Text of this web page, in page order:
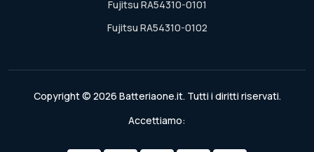
Fujitsu RA54310-0101
Fujitsu RA54310-0102
Copyright © 2026 Batteriaone.it. Tutti i diritti riservati.
Accettiamo: